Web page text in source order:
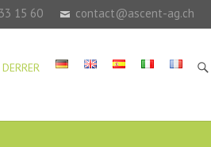
15 60 contact@ascent-ag.ch